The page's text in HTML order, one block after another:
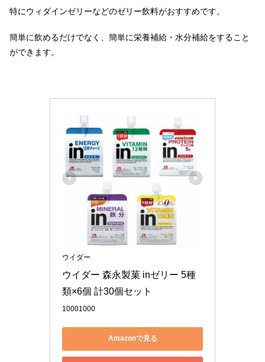
特にウィダインゼリーなどのゼリー飲料がおすすめです。
簡単に飲めるだけでなく、簡単に栄養補給・水分補給をすること
ができます。
ウイダー
ウイダー 森永製菓 inゼリー 5種
類×6個 計30個セット
10001000
Amazonで見る